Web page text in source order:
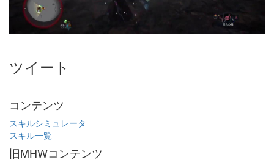
ツイート
コンテンツ
スキルシミュレータ
スキル一覧
旧MHWコンテンツ